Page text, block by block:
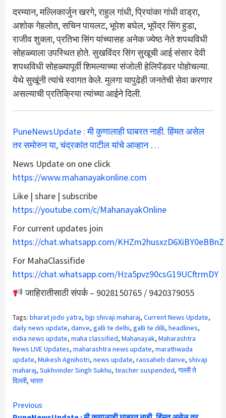
दरम्यान, मल्लिकार्जुन खरगे, राहुल गांधी, प्रियांका गांधी वाड्रा,
अशोक गेहलोत, सचिन पायलट, भूपेश बघेल, भूपेंद्र सिंग हुडा,
राजीव शुक्ला, प्रतिभा सिंग यांच्यासह अनेक ज्येष्ठ नेते शपथविधी
सोहळ्याला उपस्थित होते. सुखविंदर सिंग सुखूची आई संसार देवी
शपथविधी सोहळ्यापूर्वी शिमल्याच्या संजोली हेलिपॅडवर पोहोचल्या.
येथे सुखूंनी त्यांचे स्वागत केले. मुलगा यापुढेही जनतेची सेवा करणार
असल्याची प्रतिक्रिया त्यांच्या आईने दिली.
PuneNewsUpdate : मी कुणालाही घाबरत नाही. हिंमत असेल
तर समोरुन या, चंद्रकांत पाटील यांचे आव्हान …
News Update on one click
https://www.mahanayakonline.com
Like | share | subscribe
https://youtube.com/c/MahanayakOnline
For current updates join
https://chat.whatsapp.com/KHZm2husxzD6XiBY0eBBnZ
For MahaClassifide
https://chat.whatsapp.com/Hza5pvz90csG19UCftrmDY
जाहिरातीसाठी संपर्क – 9028150765 / 9420379055
Tags: bharat jodo yatra, bjp shivaji maharaj, Current News Update,
daily news update, danve, galli te delhi, galli te dilli, headlines,
india news update, maha classified, Mahanayak, Maharashtra
News LIVE Updates, maharashtra news update, marathwada
update, Mukesh Agnihotri, news update, raosaheb danve, shivaji
maharaj, Sukhvinder Singh Sukhu, teacher suspended, गल्ली ते
दिल्ली, भारत
Continue
Previous